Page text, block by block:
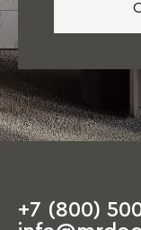
+7 (800)